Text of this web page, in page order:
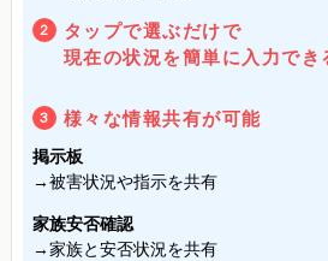
2
タップで選ぶだけで
現在の状況を簡単に入力でき
3 様々な情報共有が可能
掲示板
→被害状況や指示を共有
家族安否確認
→家族と安否状況を共有